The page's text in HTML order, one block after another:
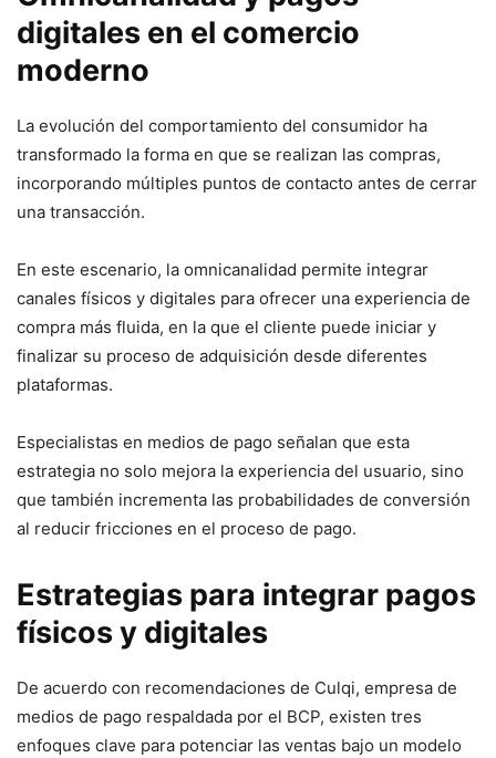
digitales en el comercio
moderno
La evolución del comportamiento del consumidor ha
transformado la forma en que se realizan las compras,
incorporando múltiples puntos de contacto antes de cerrar
una transacción.
En este escenario, la omnicanalidad permite integrar
canales físicos y digitales para ofrecer una experiencia de
compra más fluida, en la que el cliente puede iniciar y
finalizar su proceso de adquisición desde diferentes
plataformas.
Especialistas en medios de pago señalan que esta
estrategia no solo mejora la experiencia del usuario, sino
que también incrementa las probabilidades de conversión
al reducir fricciones en el proceso de pago.
Estrategias para integrar pagos
físicos y digitales
De acuerdo con recomendaciones de Culqi, empresa de
medios de pago respaldada por el BCP, existen tres
enfoques clave para potenciar las ventas bajo un modelo